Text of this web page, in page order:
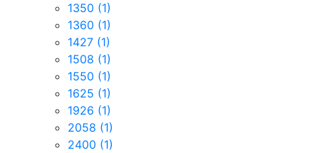
1350 (1)
1360 (1)
1427 (1)
1508 (1)
1550 (1)
1625 (1)
1926 (1)
2058 (1)
2400 (1)